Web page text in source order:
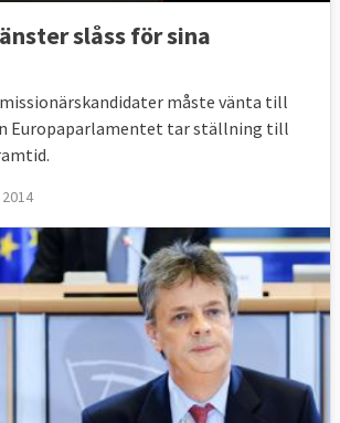
slåss för sina
måste vänta till
Europaparlamentet tar ställning till